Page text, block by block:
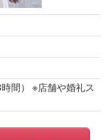
間） ※店舗や婚礼ス